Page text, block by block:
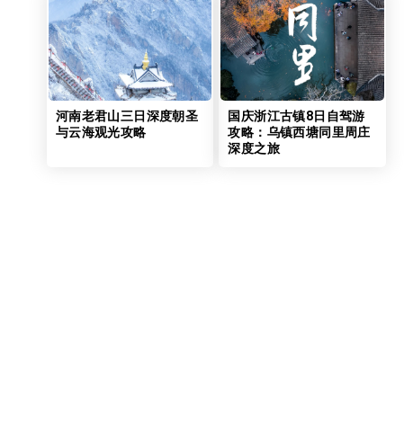
河南老君山三日深度朝圣
与云海观光攻略
国庆浙江古镇8日自驾游
攻略：乌镇西塘同里周庄
深度之旅